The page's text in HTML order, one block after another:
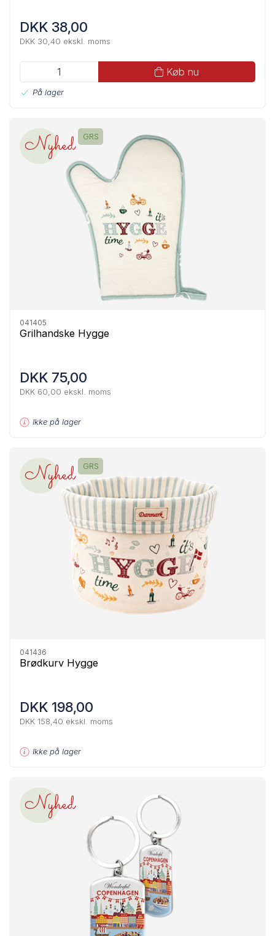
DKK 38,00
DKK 30,40 ekskl. moms
Køb nu
På lager
Nyhed GRS
041405
Grilhandske Hygge
DKK 75,00
DKK 60,00 ekskl. moms
Ikke på lager
Nyhed GRS
041436
Brødkurv Hygge
DKK 198,00
DKK 158,40 ekskl. moms
Ikke på lager
Nyhed